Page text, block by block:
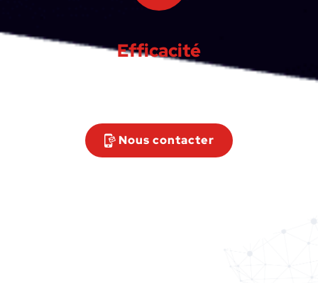
Efficacité
Des outils pour faciliter et accélérer votre business
Nous contacter